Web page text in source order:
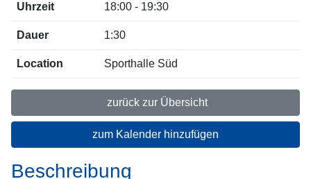
Uhrzeit 18:00 - 19:30
Dauer 1:30
Location Sporthalle Süd
zurück zur Übersicht
zum Kalender hinzufügen
Beschreibung